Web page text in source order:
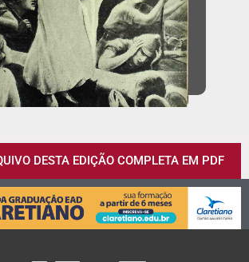
DESTA EDIÇÃO COMPLETA EM PDF